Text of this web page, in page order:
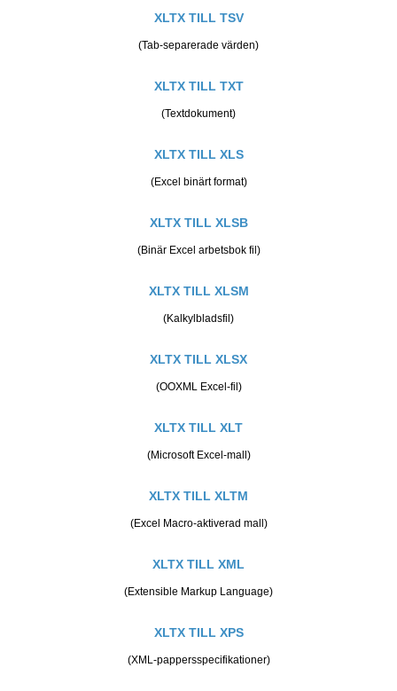
XLTX TILL TSV
(Tab-separerade värden)
XLTX TILL TXT
(Textdokument)
XLTX TILL XLS
(Excel binärt format)
XLTX TILL XLSB
(Binär Excel arbetsbok fil)
XLTX TILL XLSM
(Kalkylbladsfil)
XLTX TILL XLSX
(OOXML Excel-fil)
XLTX TILL XLT
(Microsoft Excel-mall)
XLTX TILL XLTM
(Excel Macro-aktiverad mall)
XLTX TILL XML
(Extensible Markup Language)
XLTX TILL XPS
(XML-pappersspecifikationer)